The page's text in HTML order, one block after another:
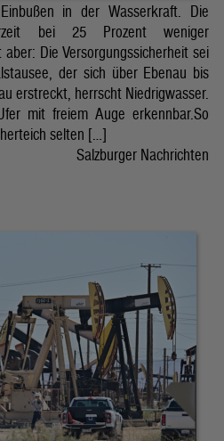
in der Wasserkraft. Die
bei 25 Prozent weniger
Die Versorgungssicherheit sei
der sich über Ebenau bis
erstreckt, herrscht Niedrigwasser.
mit freiem Auge erkennbar.So
selten […]
Salzburger Nachrichten